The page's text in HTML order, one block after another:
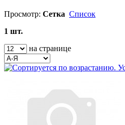
Просмотр: Сетка Список
1 шт.
на странице